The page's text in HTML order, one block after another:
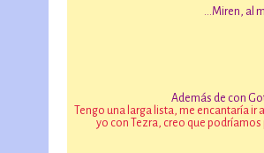
...Miren, al
Además de con
Tengo una larga lista, me encantaría
yo con Tezra, creo que